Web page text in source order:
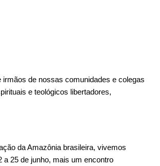
irmãos de nossas comunidades e colegas
e teológicos libertadores,
da Amazônia brasileira, vivemos
a 25 de junho, mais um encontro